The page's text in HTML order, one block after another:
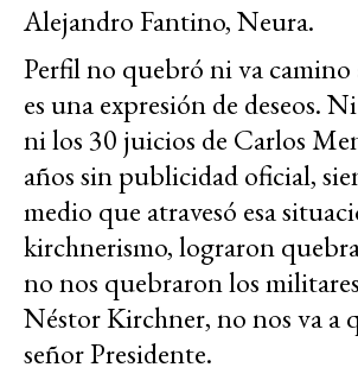
Alejandro Fantino, Neura.
Perfil no quebró ni va camino
es una expresión de deseos.
ni los 30 juicios de Carlos
años sin publicidad oficial,
medio que atravesó esa
kirchnerismo, lograron
no nos quebraron los
Néstor Kirchner, no nos va a
señor Presidente.